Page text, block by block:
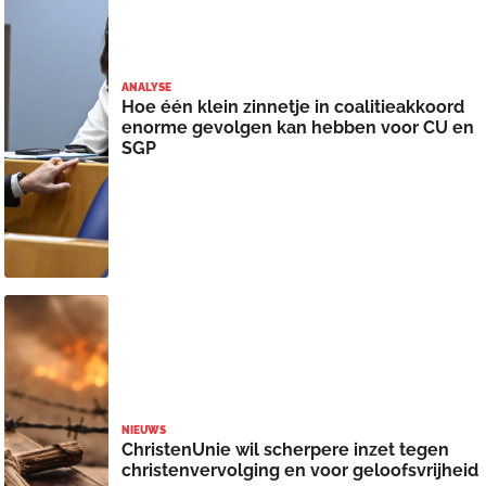
ANALYSE
Hoe één klein zinnetje in coalitieakkoord
enorme gevolgen kan hebben voor CU en
SGP
NIEUWS
ChristenUnie wil scherpere inzet tegen
christenvervolging en voor geloofsvrijheid